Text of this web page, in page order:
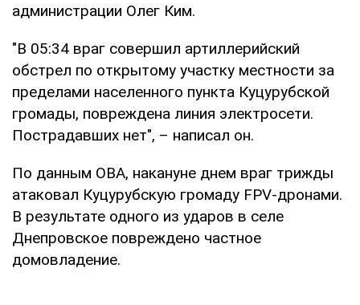
администрации Олег Ким.
"В 05:34 враг совершил артиллерийский
обстрел по открытому участку местности за
пределами населенного пункта Куцурубской
громады, повреждена линия электросети.
Пострадавших нет", – написал он.
По данным ОВА, накануне днем враг трижды
атаковал Куцурубскую громаду FPV-дронами.
В результате одного из ударов в селе
Днепровское повреждено частное
домовладение.